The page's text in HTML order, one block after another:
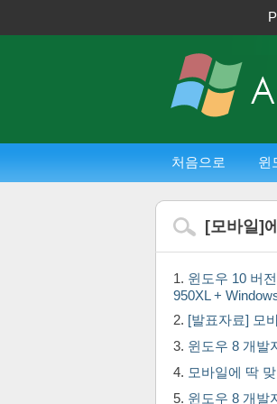
처음으로 윈
[모바일]
윈도우 10 버
950XL +
[발표자료] 모
윈도우 8 개발
모바일에 딱
윈도우 8 개발